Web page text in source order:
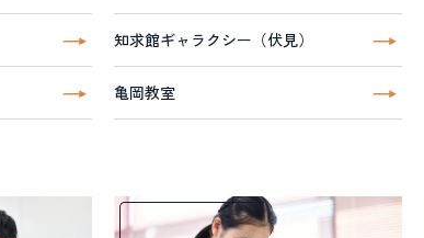
知求館ギャラクシー（伏見）
亀岡教室